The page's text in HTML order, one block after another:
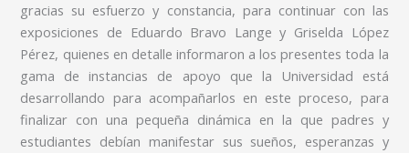
gracias su esfuerzo y constancia, para continuar con las
exposiciones de Eduardo Bravo Lange y Griselda López
Pérez, quienes en detalle informaron a los presentes toda la
gama de instancias de apoyo que la Universidad está
desarrollando para acompañarlos en este proceso, para
finalizar con una pequeña dinámica en la que padres y
estudiantes debían manifestar sus sueños, esperanzas y